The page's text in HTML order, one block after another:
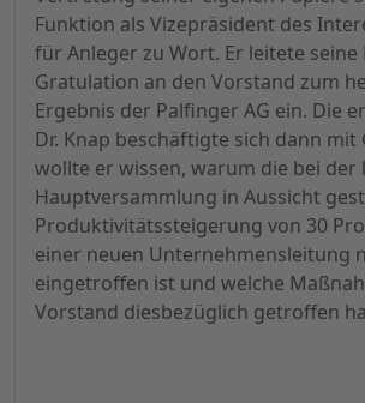
Funktion als Vizepräsident des
für Anleger zu Wort. Er leitete seine
Gratulation an den Vorstand zum
Ergebnis der Palfinger AG ein. Die
Dr. Knap beschäftigte sich dann mit
wollte er wissen, warum die bei der
Hauptversammlung in Aussicht
Produktivitätssteigerung von 30
einer neuen Unternehmensleitung
eingetroffen ist und welche
Vorstand diesbezüglich getroffen